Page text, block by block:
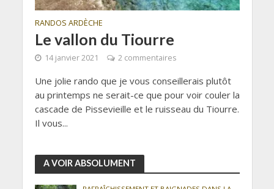
RANDOS ARDÈCHE
Le vallon du Tiourre
14 janvier 2021 2 commentaires
Une jolie rando que je vous conseillerais plutôt
au printemps ne serait-ce que pour voir couler la
cascade de Pissevieille et le ruisseau du Tiourre.
Il vous...
A VOIR ABSOLUMENT